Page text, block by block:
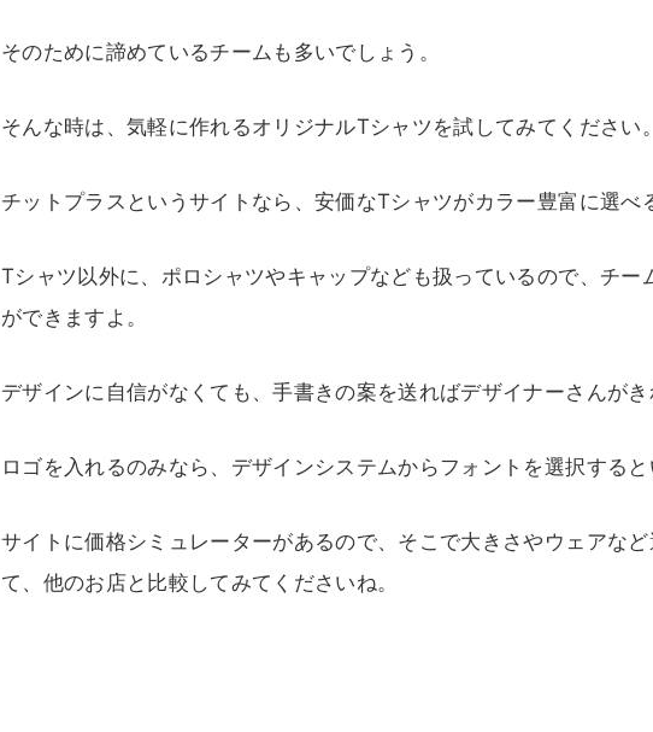
そのために諦めているチームも多いでしょう。
そんな時は、気軽に作れるオリジナルTシャツを試してみてください。
チットプラスというサイトなら、安価なTシャツがカラー豊富に選べ
Tシャツ以外に、ポロシャツやキャップなども扱っているので、チー
ができますよ。
デザインに自信がなくても、手書きの案を送ればデザイナーさんがき
ロゴを入れるのみなら、デザインシステムからフォントを選択すると
サイトに価格シミュレーターがあるので、そこで大きさやウェアな
て、他のお店と比較してみてくださいね。